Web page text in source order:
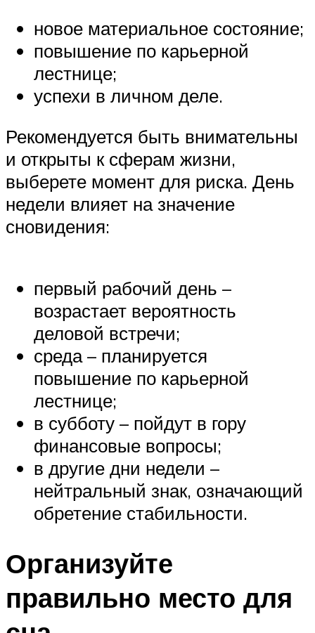
новое материальное состояние;
повышение по карьерной
лестнице;
успехи в личном деле.
Рекомендуется быть внимательны
и открыты к сферам жизни,
выберете момент для риска. День
недели влияет на значение
сновидения:
первый рабочий день –
возрастает вероятность
деловой встречи;
среда – планируется
повышение по карьерной
лестнице;
в субботу – пойдут в гору
финансовые вопросы;
в другие дни недели –
нейтральный знак, означающий
обретение стабильности.
Организуйте
правильно место для